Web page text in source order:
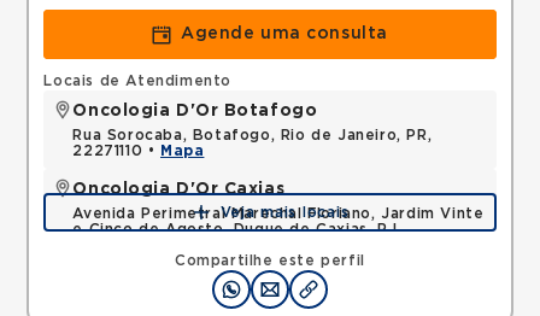
Agende uma consulta
Compartilhe este perfil
Locais de Atendimento
Oncologia D'Or Botafogo
Rua Sorocaba, Botafogo, Rio de Janeiro, PR,
22271110 •
Mapa
Oncologia D'Or Caxias
Avenida Perimetral Marechal Floriano, Jardim Vinte
e Cinco de Agosto, Duque de Caxias, RJ,
Veja mais locais